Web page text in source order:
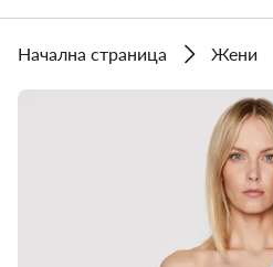
Начална страница Жени